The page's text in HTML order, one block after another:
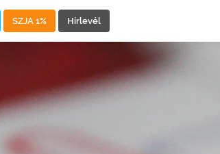
SZJA 1% Hírlevél